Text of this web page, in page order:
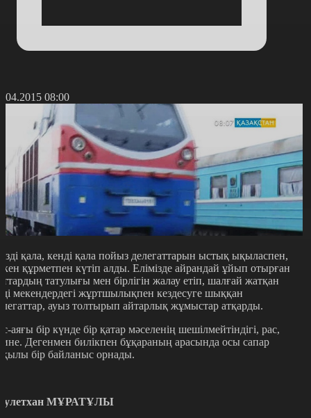
08:00
қала, кенді қала пойыз делегаттарын ыстық ықыласпен,
құрметпен күтіп алды. Елімізде айрандай ұйып отырған
татулығы мен бірлігін жалау етіп, шалғай жатқан
мекендердегі жұртшылықпен кездесуге шыққан
ауыз толтырып айтарлық жұмыстар атқарды.
аяғы бір күнде бір қатар мәселенің шешілмейтіндігі, рас,
Дегенмен билікпен бұқараның арасында осы сапар
бір байланыс орнады.
МҰРАТҰЛЫ